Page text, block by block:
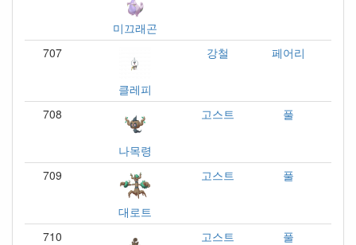
미끄래곤
707
클레피
강철 페어리
708
나목령
고스트 풀
709
대로트
고스트 풀
710 고스트 풀